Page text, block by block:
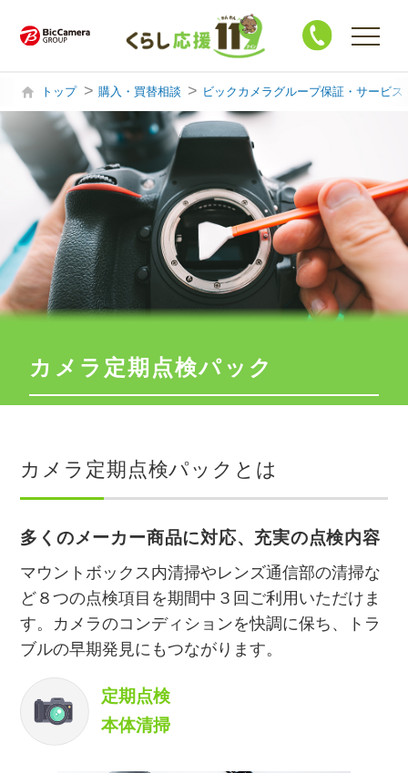
購入・買替相談
製品サポート
ハウスクリーニング
修 理
トップ 購入・買替相談 ビックカメラグループ保証・サービス
カメラ定期点検パック
カメラ定期点検パックとは
多くのメーカー商品に対応、充実の点検内容
マウントボックス内清掃やレンズ通信部の清掃な
ど８つの点検項目を期間中３回ご利用いただけま
す。カメラのコンディションを快調に保ち、トラ
ブルの早期発見にもつながります。
定期点検
本体清掃